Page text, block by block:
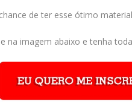
de ter esse ótimo
na imagem abaixo e tenha